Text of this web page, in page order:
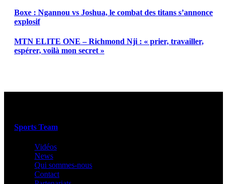
Boxe : Ngannou vs Joshua, le combat des titans s’annonce
explosif
MTN ELITE ONE – Richmond Nji : « prier, travailler,
espérer, voilà mon secret »
Sports Team
Vidéos
News
Qui sommes-nous
Contact